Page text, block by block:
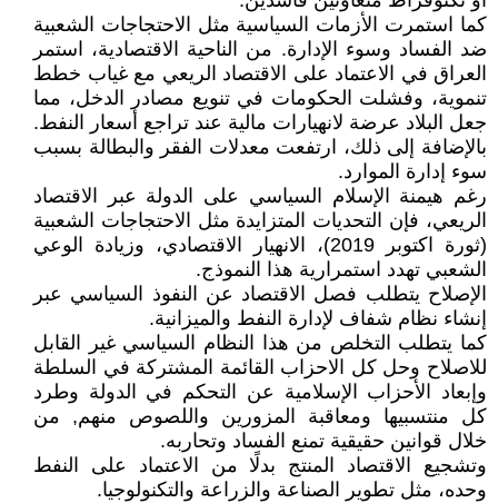
كما استمرت الأزمات السياسية مثل الاحتجاجات الشعبية
ضد الفساد وسوء الإدارة. من الناحية الاقتصادية، استمر
العراق في الاعتماد على الاقتصاد الريعي مع غياب خطط
تنموية، وفشلت الحكومات في تنويع مصادر الدخل، مما
جعل البلاد عرضة لانهيارات مالية عند تراجع أسعار النفط.
بالإضافة إلى ذلك، ارتفعت معدلات الفقر والبطالة بسبب
سوء إدارة الموارد.
رغم هيمنة الإسلام السياسي على الدولة عبر الاقتصاد
الريعي، فإن التحديات المتزايدة مثل الاحتجاجات الشعبية
(ثورة اكتوبر 2019)، الانهيار الاقتصادي، وزيادة الوعي
الشعبي تهدد استمرارية هذا النموذج.
الإصلاح يتطلب فصل الاقتصاد عن النفوذ السياسي عبر
إنشاء نظام شفاف لإدارة النفط والميزانية.
كما يتطلب التخلص من هذا النظام السياسي غير القابل
للاصلاح وحل كل الاحزاب القائمة المشتركة في السلطة
وإبعاد الأحزاب الإسلامية عن التحكم في الدولة وطرد
كل منتسبيها ومعاقبة المزورين واللصوص منهم, من
خلال قوانين حقيقية تمنع الفساد وتحاربه.
وتشجيع الاقتصاد المنتج بدلًا من الاعتماد على النفط
وحده، مثل تطوير الصناعة والزراعة والتكنولوجيا.